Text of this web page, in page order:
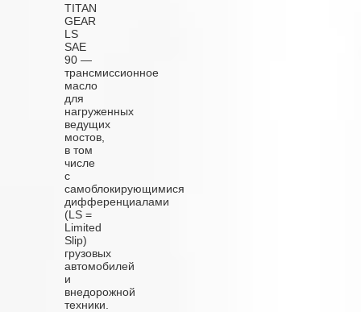
TITAN
GEAR
LS
SAE
90 —
трансмиссионное
масло
для
нагруженных
ведущих
мостов,
в том
числе
с
самоблокирующимися
дифференциалами
(LS =
Limited
Slip)
грузовых
автомобилей
и
внедорожной
техники.